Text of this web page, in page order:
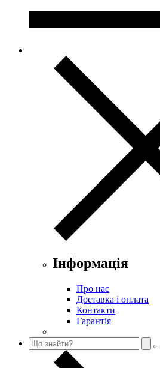
Інформація
Про нас
Доставка і оплата
Контакти
Гарантія